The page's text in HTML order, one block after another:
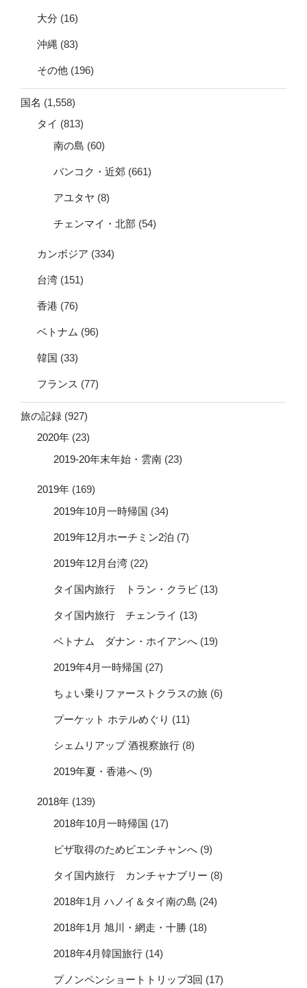
大分 (16)
沖縄 (83)
その他 (196)
国名 (1,558)
タイ (813)
南の島 (60)
バンコク・近郊 (661)
アユタヤ (8)
チェンマイ・北部 (54)
カンボジア (334)
台湾 (151)
香港 (76)
ベトナム (96)
韓国 (33)
フランス (77)
旅の記録 (927)
2020年 (23)
2019-20年末年始・雲南 (23)
2019年 (169)
2019年10月一時帰国 (34)
2019年12月ホーチミン2泊 (7)
2019年12月台湾 (22)
タイ国内旅行 トラン・クラビ (13)
タイ国内旅行 チェンライ (13)
ベトナム ダナン・ホイアンへ (19)
2019年4月一時帰国 (27)
ちょい乗りファーストクラスの旅 (6)
プーケット ホテルめぐり (11)
シェムリアップ 酒視察旅行 (8)
2019年夏・香港へ (9)
2018年 (139)
2018年10月一時帰国 (17)
ビザ取得のためビエンチャンへ (9)
タイ国内旅行 カンチャナブリー (8)
2018年1月 ハノイ＆タイ南の島 (24)
2018年1月 旭川・網走・十勝 (18)
2018年4月韓国旅行 (14)
プノンペンショートトリップ3回 (17)